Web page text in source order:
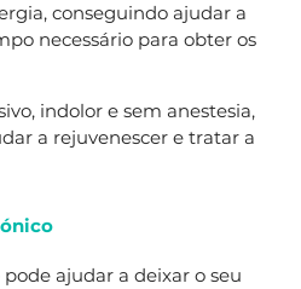
conseguindo ajudar a
necessário para obter os
indolor e sem anestesia,
a rejuvenescer e tratar a
ajudar a deixar o seu